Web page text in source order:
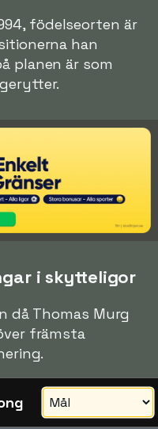
födelseorten är
han
planen är som
i skytteligor
då Thomas Murg
främsta